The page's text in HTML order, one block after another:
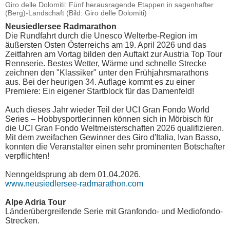
Giro delle Dolomiti: Fünf herausragende Etappen in sagenhafter
(Berg)-Landschaft (Bild: Giro delle Dolomiti)
Neusiedlersee Radmarathon
Die Rundfahrt durch die Unesco Welterbe-Region im
äußersten Osten Österreichs am 19. April 2026 und das
Zeitfahren am Vortag bilden den Auftakt zur Austria Top Tour
Rennserie. Bestes Wetter, Wärme und schnelle Strecke
zeichnen den "Klassiker" unter den Frühjahrsmarathons
aus. Bei der heurigen 34. Auflage kommt es zu einer
Premiere: Ein eigener Startblock für das Damenfeld!
Auch dieses Jahr wieder Teil der UCI Gran Fondo World
Series – Hobbysportler:innen können sich in Mörbisch für
die UCI Gran Fondo Weltmeisterschaften 2026 qualifizieren.
Mit dem zweifachen Gewinner des Giro d'Italia, Ivan Basso,
konnten die Veranstalter einen sehr prominenten Botschafter
verpflichten!
Nenngeldsprung ab dem 01.04.2026.
www.neusiedlersee-radmarathon.com
Alpe Adria Tour
Länderübergreifende Serie mit Granfondo- und Mediofondo-
Strecken.